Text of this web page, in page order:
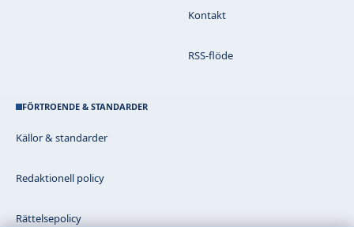
Kontakt
RSS-flöde
FÖRTROENDE & STANDARDER
Källor & standarder
Redaktionell policy
Rättelsepolicy